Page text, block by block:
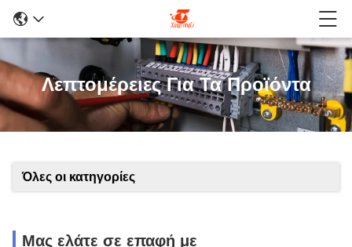
Λεπτομέρειες Για Τα Προϊόντα
Όλες οι κατηγορίες
Μας ελάτε σε επαφή με